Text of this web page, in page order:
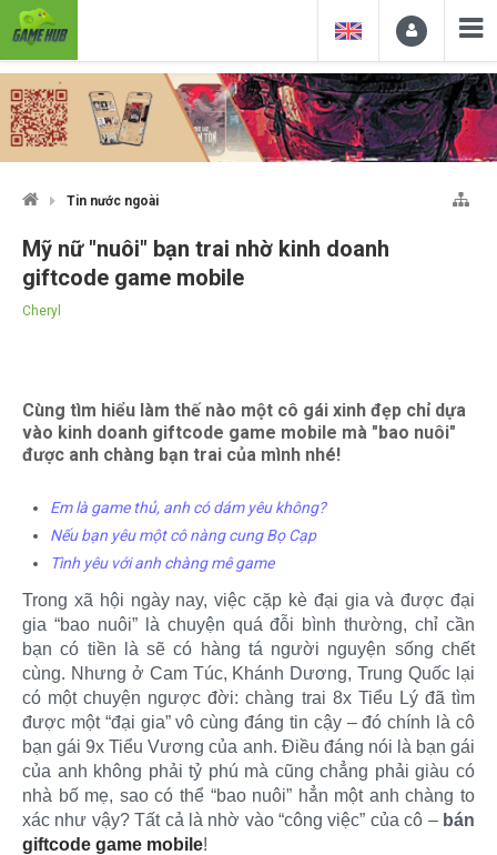
Tin nước ngoài
Mỹ nữ "nuôi" bạn trai nhờ kinh doanh
giftcode game mobile
Cheryl
Cùng tìm hiểu làm thế nào một cô gái xinh đẹp chỉ dựa
vào kinh doanh giftcode game mobile mà "bao nuôi"
được anh chàng bạn trai của mình nhé!
Em là game thủ, anh có dám yêu không?
Nếu bạn yêu một cô nàng cung Bọ Cạp
Tình yêu với anh chàng mê game
Trong xã hội ngày nay, việc cặp kè đại gia và được đại
gia “bao nuôi” là chuyện quá đỗi bình thường, chỉ cần
bạn có tiền là sẽ có hàng tá người nguyện sống chết
cùng. Nhưng ở Cam Túc, Khánh Dương, Trung Quốc lại
có một chuyện ngược đời: chàng trai 8x Tiểu Lý đã tìm
được một “đại gia” vô cùng đáng tin cậy – đó chính là cô
bạn gái 9x Tiểu Vương của anh. Điều đáng nói là bạn gái
của anh không phải tỷ phú mà cũng chẳng phải giàu có
nhà bố mẹ, sao có thể “bao nuôi” hẳn một anh chàng to
xác như vậy? Tất cả là nhờ vào “công việc” của cô – bán
giftcode game mobile!